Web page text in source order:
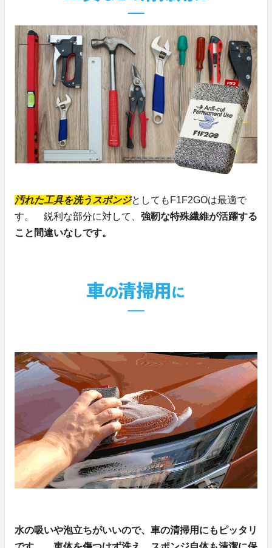
汚れた工具を洗うスポンジとしてもF1F2GOは最適で
す。 鋭利な部分に対して、 強靭な特殊繊維が活躍する
こと間違いなしです。
水の吸いや泡立ちがいいので、車の清掃用にもピッタリ